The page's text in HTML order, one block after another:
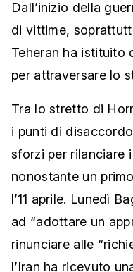
Dall’inizio della
di vittime,
Teheran ha
per attraversare lo
Tra lo stretto di
i punti di
sforzi per rilanciare
nonostante un
l’11 aprile. Lunedì
ad “adottare un
rinunciare alle
l’Iran ha ricevuto